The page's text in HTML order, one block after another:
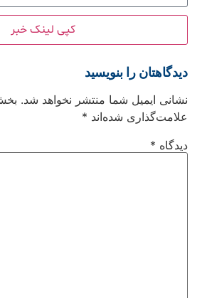
کپی لینک خبر
دیدگاهتان را بنویسید
نشانی ایمیل شما منتشر نخواهد شد.
علامت‌گذاری شده‌اند *
دیدگاه *